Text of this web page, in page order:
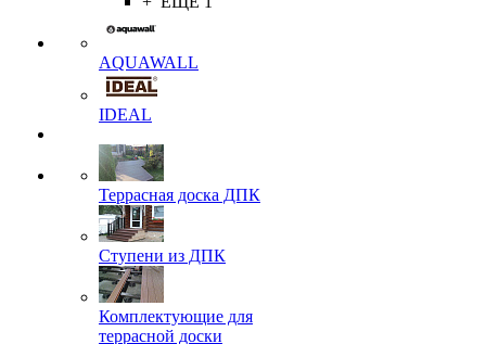
AQUAWALL
IDEAL
Террасная доска ДПК
Ступени из ДПК
Комплектующие для
террасной доски